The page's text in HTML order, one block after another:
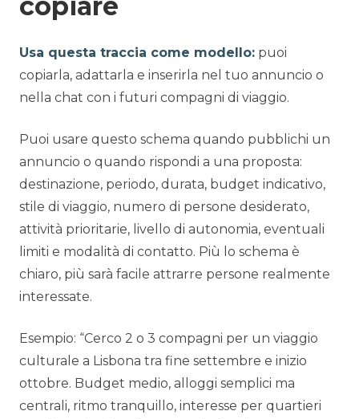
Usa questa traccia come modello: puoi
copiarla, adattarla e inserirla nel tuo annuncio o
nella chat con i futuri compagni di viaggio.
Puoi usare questo schema quando pubblichi un
annuncio o quando rispondi a una proposta:
destinazione, periodo, durata, budget indicativo,
stile di viaggio, numero di persone desiderato,
attività prioritarie, livello di autonomia, eventuali
limiti e modalità di contatto. Più lo schema è
chiaro, più sarà facile attrarre persone realmente
interessate.
Esempio: “Cerco 2 o 3 compagni per un viaggio
culturale a Lisbona tra fine settembre e inizio
ottobre. Budget medio, alloggi semplici ma
centrali, ritmo tranquillo, interesse per quartieri